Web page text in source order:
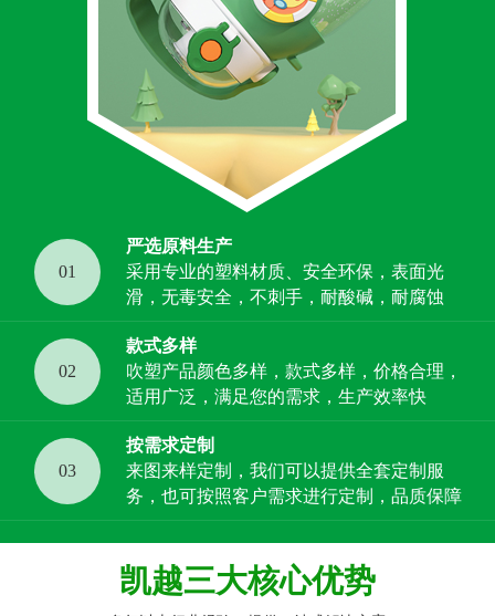
01
严选原料生产
采用专业的塑料材质、安全环保，表面光
滑，无毒安全，不刺手，耐酸碱，耐腐蚀
02
款式多样
吹塑产品颜色多样，款式多样，价格合理，
适用广泛，满足您的需求，生产效率快
03
按需求定制
来图来样定制，我们可以提供全套定制服
务，也可按照客户需求进行定制，品质保障
凯越三大核心优势